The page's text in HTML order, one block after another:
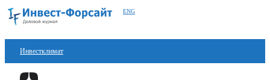
ENG
Инвестклимат
Финансы